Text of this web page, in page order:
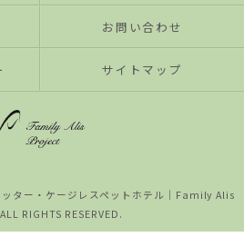
お問い合わせ
サイトマップ
ッター・ケージレスペットホテル│Family Alis
RIGHTS RESERVED.